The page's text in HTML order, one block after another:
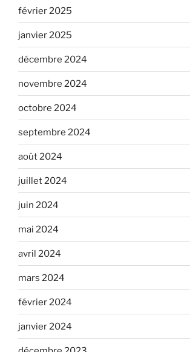
février 2025
janvier 2025
décembre 2024
novembre 2024
octobre 2024
septembre 2024
août 2024
juillet 2024
juin 2024
mai 2024
avril 2024
mars 2024
février 2024
janvier 2024